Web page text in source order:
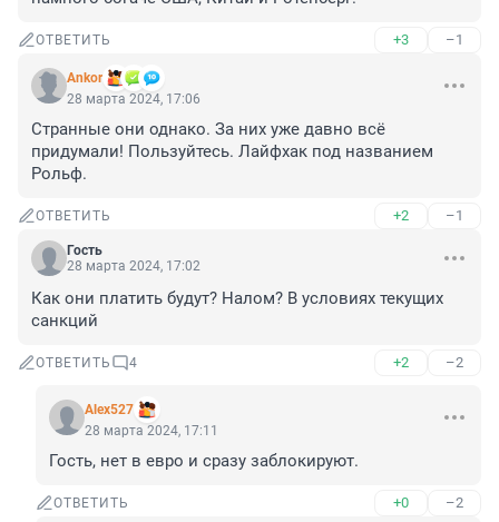
ОТВЕТИТЬ +3 –1
Ankor
28 марта 2024, 17:06
Странные они однако. За них уже давно всё
придумали! Пользуйтесь. Лайфхак под названием
Рольф.
ОТВЕТИТЬ +2 –1
Гость
28 марта 2024, 17:02
Как они платить будут? Налом? В условиях текущих
санкций
ОТВЕТИТЬ 4 +2 –2
Alex527
28 марта 2024, 17:11
Гость, нет в евро и сразу заблокируют.
ОТВЕТИТЬ +0 –2